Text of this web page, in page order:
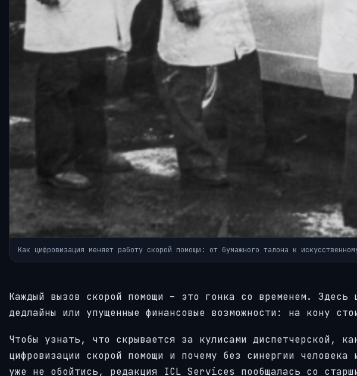
Как цифровизация меняет работу скорой помощи: от бумажного талона к
Каждый вызов скорой помощи – это гонка со временем. Здесь
дедлайны или упущенные финансовые возможности: на кону
Чтобы узнать, что скрывается за кулисами диспетчерской,
цифровизации скорой помощи и почему без синергии
уже не обойтись, редакция ICL Services пообщалась со